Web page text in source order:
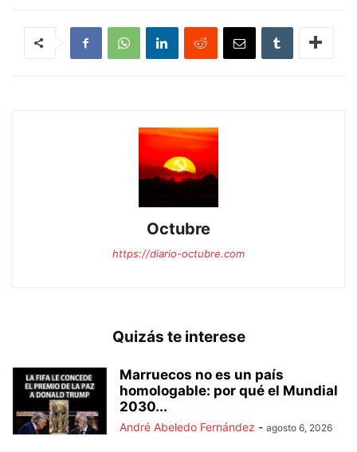
Octubre
https://diario-octubre.com
Quizás te interese
Marruecos no es un país
homologable: por qué el Mundial
2030...
André Abeledo Fernández - agosto 6, 2026